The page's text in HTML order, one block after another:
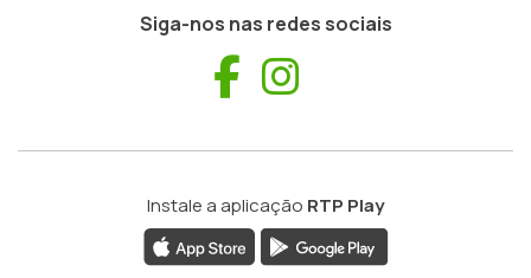
Siga-nos nas redes sociais
Facebook
Instale a aplicação RTP Play